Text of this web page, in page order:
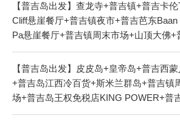
【普吉岛出发】查龙寺+普吉镇+普吉卡伦
Cliff悬崖餐厅+普吉镇夜市+普吉芭东Baan
Pa悬崖餐厅+普吉镇周末市场+山顶大佛+
伦secrect cliff悬崖餐厅1日游
【普吉岛出发】皮皮岛+皇帝岛+普吉西
+普吉岛江西冷百货+斯米兰群岛+普吉镇
场+普吉岛王权免税店KING POWER+普
迪大象保护营+普吉岛查龙射击场+普吉